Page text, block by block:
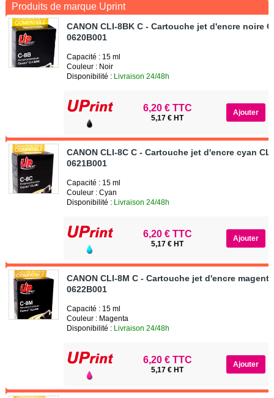
Produits de marque Uprint
CANON CLI-8BK C - Cartouche jet d'encre noire
0620B001
Capacité : 15 ml
Couleur : Noir
Disponibilité : Livraison 24/48h
6,20 € TTC
5,17 € HT
CANON CLI-8C C - Cartouche jet d'encre cyan
0621B001
Capacité : 15 ml
Couleur : Cyan
Disponibilité : Livraison 24/48h
6,20 € TTC
5,17 € HT
CANON CLI-8M C - Cartouche jet d'encre
0622B001
Capacité : 15 ml
Couleur : Magenta
Disponibilité : Livraison 24/48h
6,20 € TTC
5,17 € HT